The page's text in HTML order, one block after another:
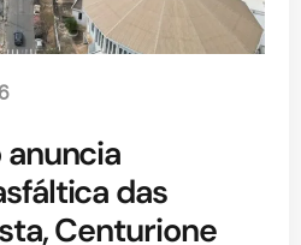
das
Centurione